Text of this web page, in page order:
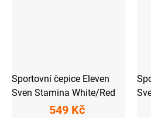
Sportovní čepice Eleven
Sven Stamina White/Red
549 Kč